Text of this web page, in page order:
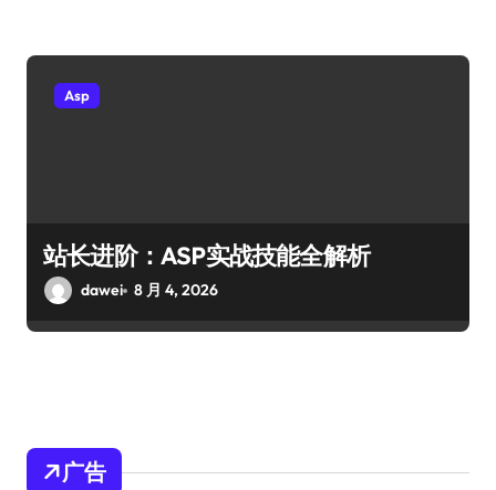
Asp
站长进阶：ASP实战技能全解析
dawei 8 月 4, 2026
广告